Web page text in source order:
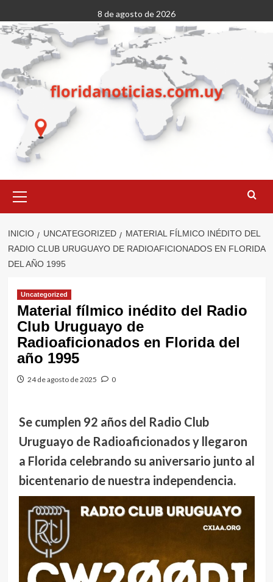
al
contenido
8 de agosto de 2026
primario
INICIO UNCATEGORIZED
MATERIAL FÍLMICO INÉDITO DEL
RADIO CLUB URUGUAYO DE RADIOAFICIONADOS EN FLORIDA
DEL AÑO 1995
Uncategorized
Material fílmico inédito del Radio
Club Uruguayo de
Radioaficionados en Florida del
año 1995
24 de agosto de 2025 0
Se cumplen 92 años del Radio Club
Uruguayo de Radioaficionados y llegaron
a Florida celebrando su aniversario junto al
bicentenario de nuestra independencia.